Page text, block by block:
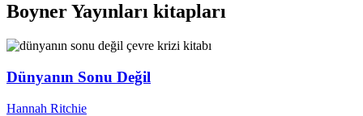
Boyner Yayınları kitapları
Dünyanın Sonu Değil
Hannah Ritchie